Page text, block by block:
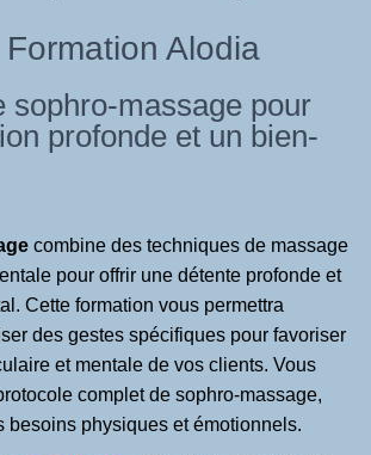
Alodia
sophro-massage pour
profonde et un bien-
combine des techniques de massage
pour offrir une détente profonde et
Cette formation vous permettra
des gestes spécifiques pour favoriser
et mentale de vos clients. Vous
complet de sophro-massage,
besoins physiques et émotionnels.